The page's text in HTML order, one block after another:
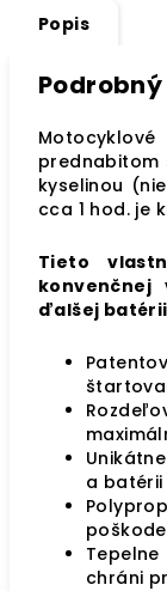
Popis
prednabitom
kyselinou
cca 1 hod. je
Tieto
ďalšej batérii
a
chráni